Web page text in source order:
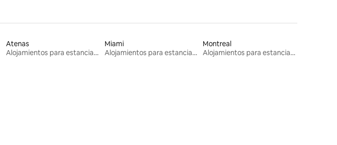
Atenas
Alojamientos para estancias largas
Miami
Alojamientos para estancias largas
Montreal
Alojamientos para estancias largas